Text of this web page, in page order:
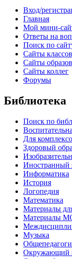
Вход/
Главная
Мой мини-
Ответы на
Поиск по
Сайты
Сайты
Сайты коллег
Форумы
Библиотека
Поиск по
Для
Здоровый
Иностранный
Информатика
История
Логопедия
Математика
Материалы
Материалы
Музыка
Окружающий